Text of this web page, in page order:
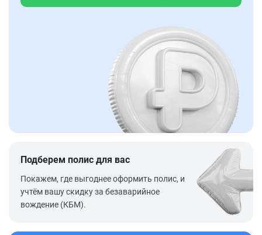
Подберем полис для вас
Покажем, где выгоднее оформить полис, и
учтём вашу скидку за безаварийное
вождение (КБМ).